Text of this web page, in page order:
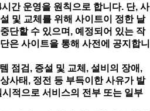
간 운영을 원칙으로 합니다. 단, 사
및 교체를 위해 사이트이 정한 날
단할 수 있으며, 예정되어 있는 작
은 사이트을 통해 사전에 공지합니
점검, 증설 및 교체, 설비의 장애,
사태, 정전 등 부득이한 사유가 발
적으로 서비스의 전부 또는 일부